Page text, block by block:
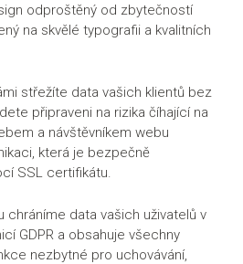
roka je web od nás vyladěný až
a nevidomí spoluobčané mohou
problémů. Tyto všechny
reklamy, když do roka se web
a to za minimální náklady.
(a pochopení) jsou pro nás
s více než 1.100 projekty, přičemž
službami (a odchod někam
za celou dobu naší působnosti
odproštěný od zbytečností
na skvělé typografii a kvalitních
střežíte data vašich klientů bez
připraveni na rizika číhající na
a návštěvníkem webu
která je bezpečně
SSL certifikátu.
chráníme data vašich uživatelů v
GDPR a obsahuje všechny
nezbytné pro uchovávání,